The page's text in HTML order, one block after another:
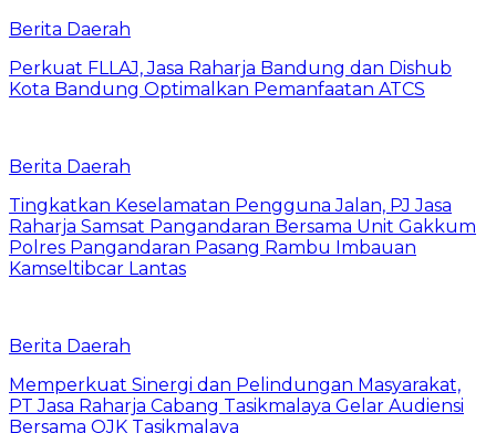
Berita Daerah
Perkuat FLLAJ, Jasa Raharja Bandung dan Dishub
Kota Bandung Optimalkan Pemanfaatan ATCS
Berita Daerah
Tingkatkan Keselamatan Pengguna Jalan, PJ Jasa
Raharja Samsat Pangandaran Bersama Unit Gakkum
Polres Pangandaran Pasang Rambu Imbauan
Kamseltibcar Lantas
Berita Daerah
Memperkuat Sinergi dan Pelindungan Masyarakat,
PT Jasa Raharja Cabang Tasikmalaya Gelar Audiensi
Bersama OJK Tasikmalaya